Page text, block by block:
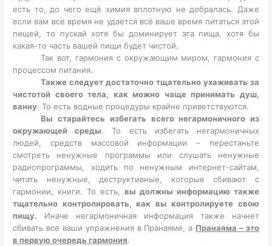
есть то, до чего ещё химия вплотную не добралась. Даже
если вам все время не удается всё ваше время питаться этой
пищей, то пускай хотя бы доминирует эта пища, хотя бы
какая-то часть вашей пищи будет чистой.
Так вот, гармония с окружающим миром, гармония с
процессом питания.
Также следует достаточно тщательно ухаживать за
чистотой своего тела, как можно чаще принимать душ,
ванну. То есть водные процедуры крайне приветствуются.
Вы старайтесь избегать всего негармоничного из
окружающей среды. То есть избегать негармоничных
людей, средств массовой информации – перестаньте
смотреть ненужные программы или слушать ненужные
радиопрограммы, ходить по ненужным интернет-сайтам,
читать ненужные, деструктивные, которые сбивают с
гармонии, книги. То есть, вы должны информацию также
тщательно контролировать, как вы контролируете свою
пищу. Иначе негармоничная информация также начнет
сбивать все ваши упражнения в Пранаяме, а Пранаяма – это
в первую очередь гармония.